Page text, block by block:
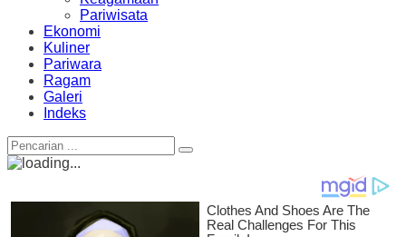
Pariwisata
Ekonomi
Kuliner
Pariwara
Ragam
Galeri
Indeks